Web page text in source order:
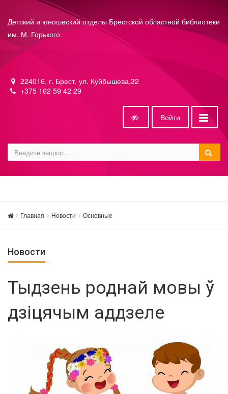
Детский и юношеский отделы Брестской областной библиотеки
им. М. Горького
224016, г. Брест, ул. Куйбышева,32
+375 162 59 42 29
Войти
Главная Новости Основные
Новости
Тыдзень роднай мовы ў
дзіцячым аддзеле